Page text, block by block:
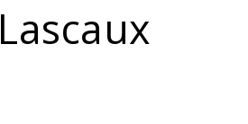
Lascaux